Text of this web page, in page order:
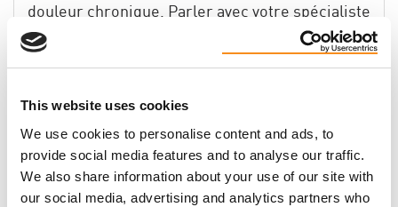
This website uses cookies
We use cookies to personalise content and ads, to
provide social media features and to analyse our traffic.
We also share information about your use of our site with
our social media, advertising and analytics partners who
douleur chronique. Parler avec votre spécialiste
si vous ressentez de l’inconfort ou une douleur
d’action.